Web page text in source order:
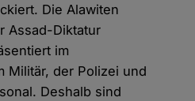
Die Alawiten
Assad-Diktatur
im
Militär, der Polizei und
Deshalb sind